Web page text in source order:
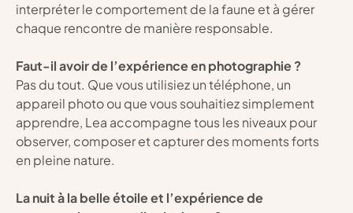
interpréter le comportement de la faune et à gérer
chaque rencontre de manière responsable.
Faut-il avoir de l’expérience en photographie ?
Pas du tout. Que vous utilisiez un téléphone, un
appareil photo ou que vous souhaitiez simplement
apprendre, Lea accompagne tous les niveaux pour
observer, composer et capturer des moments forts
en pleine nature.
La nuit à la belle étoile et l’expérience de